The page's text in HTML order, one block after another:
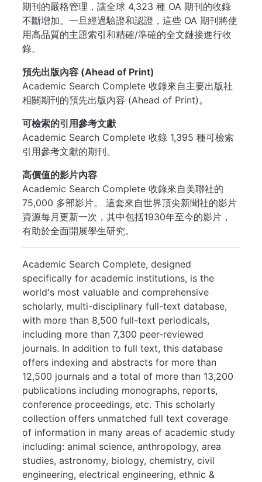
期刊的嚴格管理，讓全球 4,323 種 OA 期刊的收錄
不斷增加。一旦經過驗證和認證，這些 OA 期刊將使
用高品質的主題索引和精確/準確的全文鏈接進行收
錄。
預先出版內容 (Ahead of Print)
Academic Search Complete 收錄來自主要出版社
相關期刊的預先出版內容 (Ahead of Print)。
可檢索的引用參考文獻
Academic Search Complete 收錄 1,395 種可檢索
引用參考文獻的期刊。
高價值的影片內容
Academic Search Complete 收錄來自美聯社的
75,000 多部影片。 這套來自世界頂尖新聞社的影片
資源每月更新一次，其中包括1930年至今的影片，
有助於全面開展學生研究。
Academic Search Complete, designed
specifically for academic institutions, is the
world's most valuable and comprehensive
scholarly, multi-disciplinary full-text database,
with more than 8,500 full-text periodicals,
including more than 7,300 peer-reviewed
journals. In addition to full text, this database
offers indexing and abstracts for more than
12,500 journals and a total of more than 13,200
publications including monographs, reports,
conference proceedings, etc. This scholarly
collection offers unmatched full text coverage
of information in many areas of academic study
including: animal science, anthropology, area
studies, astronomy, biology, chemistry, civil
engineering, electrical engineering, ethnic &